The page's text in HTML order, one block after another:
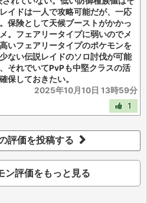
イドは一人で攻略可能だが、一応
保険として天候ブーストがかかっ
。フェアリータイプに弱いのでメ
いフェアリータイプのポケモンを
ない伝説レイドのソロ討伐が可能
それでいてPvPも中堅クラスの活
保しておきたい。
2025年10月10日 13時59分
1
評価を投稿する
ン評価をもっと見る